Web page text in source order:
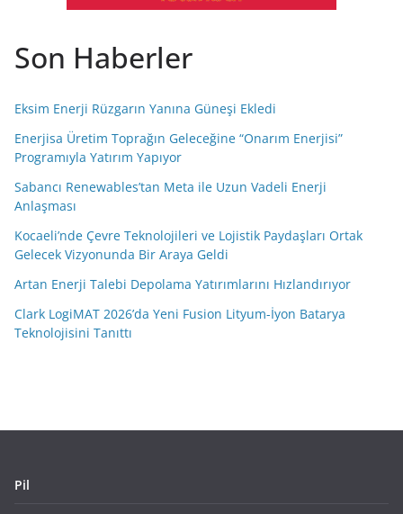
Son Haberler
Eksim Enerji Rüzgarın Yanına Güneşi Ekledi
Enerjisa Üretim Toprağın Geleceğine “Onarım Enerjisi”
Programıyla Yatırım Yapıyor
Sabancı Renewables’tan Meta ile Uzun Vadeli Enerji
Anlaşması
Kocaeli’nde Çevre Teknolojileri ve Lojistik Paydaşları Ortak
Gelecek Vizyonunda Bir Araya Geldi
Artan Enerji Talebi Depolama Yatırımlarını Hızlandırıyor
Clark LogiMAT 2026’da Yeni Fusion Lityum-İyon Batarya
Teknolojisini Tanıttı
Pil